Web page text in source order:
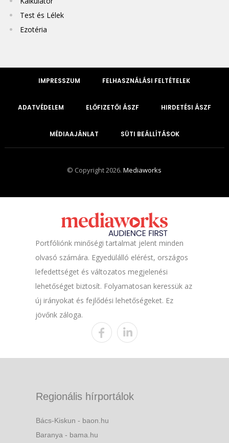
Test és Lélek
Ezotéria
IMPRESSZUM FELHASZNÁLÁSI FELTÉTELEK
ADATVÉDELEM ELŐFIZETŐI ÁSZF HIRDETÉSI ÁSZF
MÉDIAAJÁNLAT SÜTI BEÁLLÍTÁSOK
© Copyright 2026.Mediaworks
Portfóliónk minőségi tartalmat jelent minden
olvasó számára. Egyedülálló elérést, országos
lefedettséget és változatos megjelenési
lehetőséget biztosít. Folyamatosan keressük az
új irányokat és fejlődési lehetőségeket. Ez
jövőnk záloga.
Regionális hírportálok
Bács-Kiskun - baon.hu
Baranya - bama.hu